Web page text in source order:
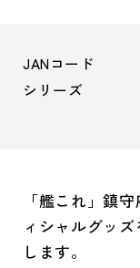
JANコード
シリーズ
「艦これ」鎮
ィシャルグッ
します。